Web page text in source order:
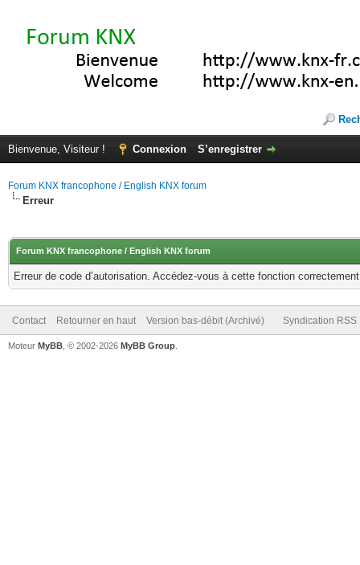
Bienvenue, Visiteur ! Connexion S’enregistrer
Forum KNX francophone / English KNX forum
Erreur
Forum KNX francophone / English KNX forum
Erreur de code d’autorisation. Accédez-vous à cette fonction
Contact Retourner en haut Version bas-débit (Archivé) Syndication RSS
Moteur MyBB , © 2002-2026 MyBB Group